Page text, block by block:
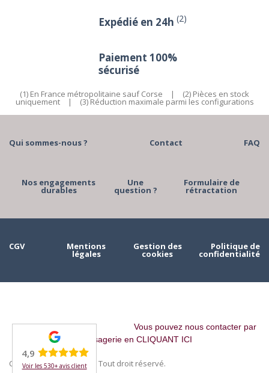
Expédié en 24h (2)
Paiement 100%
sécurisé
(1) En France métropolitaine sauf Corse | (2) Pièces en stock
uniquement | (3) Réduction maximale parmi les configurations
Qui sommes-nous ? Contact FAQ
Nos engagements
durables
Une
question ?
Formulaire de
rétractation
CGV Mentions
légales
Gestion des
cookies
Politique de
confidentialité
Vous pouvez nous contacter par
messagerie en CLIQUANT ICI
Copyright © 2023 MAAH. Tout droit réservé.
4,9
Voir les 530+ avis client